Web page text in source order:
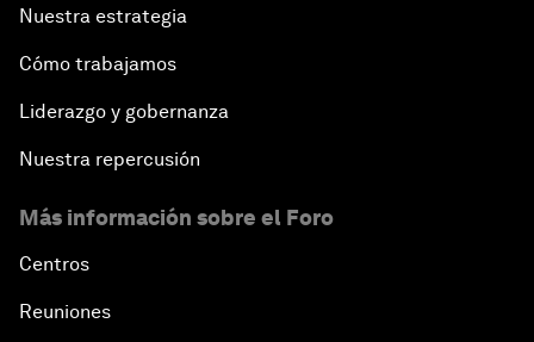
Nuestra estrategia
Cómo trabajamos
Liderazgo y gobernanza
Nuestra repercusión
Más información sobre el Foro
Centros
Reuniones